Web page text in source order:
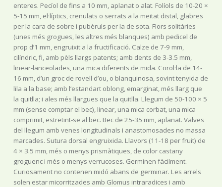
enteres. Pecíol de fins a 10 mm, aplanat o alat. Folíols de 10-20 ×
5-15 mm, el·líptics, crenulats o serrats a la meitat distal, glabres
per la cara de sobre i pubèruls per la de sota. Flors solitàries
(unes més grogues, les altres més blanques) amb pedicel de
prop d’1 mm, engruixit a la fructificació. Calze de 7-9 mm,
cilíndric, fi, amb pèls llargs patents; amb dents de 3-3.5 mm,
linear-lanceolades, una mica diferents de mida. Corol·la de 14-
16 mm, d’un groc de rovell d’ou, o blanquinosa, sovint tenyida de
lila a la base; amb l’estandart oblong, emarginat, més llarg que
la quitlla; i ales més llargues que la quitlla. Llegum de 50-100 × 5
mm (sense comptar el bec), linear, una mica corbat, una mica
comprimit, estretint-se al bec. Bec de 25-35 mm, aplanat. Valves
del llegum amb venes longitudinals i anastomosades no massa
marcades. Sutura dorsal engruixida. Llavors (11-18 per fruit) de
4 × 3.5 mm, més o menys prismàtiques, de color castany
groguenc i més o menys verrucoses. Germinen fàcilment.
Curiosament no contenen midó abans de germinar. Les arrels
solen estar micorritzades amb Glomus intraradices i amb